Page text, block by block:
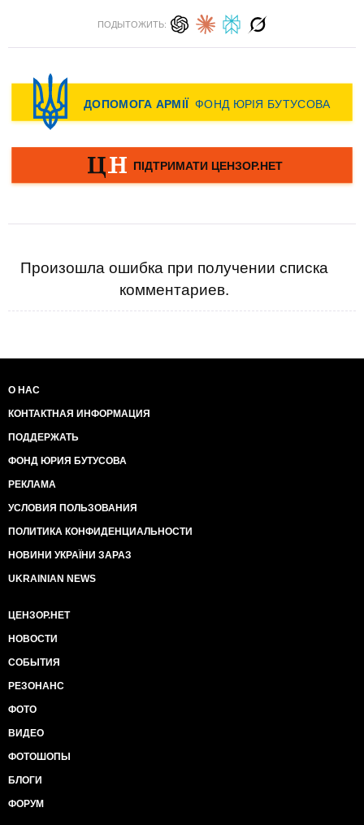
ПОДЫТОЖИТЬ:
Произошла ошибка при получении списка
комментариев.
О НАС
КОНТАКТНАЯ ИНФОРМАЦИЯ
ПОДДЕРЖАТЬ
ФОНД ЮРИЯ БУТУСОВА
РЕКЛАМА
УСЛОВИЯ ПОЛЬЗОВАНИЯ
ПОЛИТИКА КОНФИДЕНЦИАЛЬНОСТИ
НОВИНИ УКРАЇНИ ЗАРАЗ
UKRAINIAN NEWS
ЦЕНЗОР.НЕТ
НОВОСТИ
СОБЫТИЯ
РЕЗОНАНС
ФОТО
ВИДЕО
ФОТОШОПЫ
БЛОГИ
ФОРУМ